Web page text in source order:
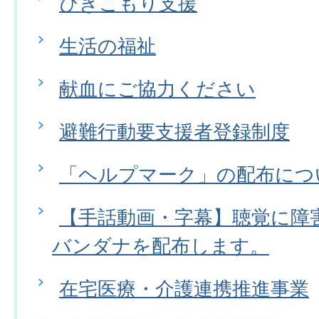
生活の福祉
献血にご協力ください
避難行動要支援者登録制度
「ヘルプマーク」の配布に
【手話動画・字幕】聴覚に
バンダナを配布します。
在宅医療・介護連携推進事業